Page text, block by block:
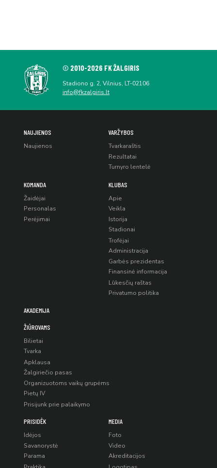
© 2010-2026 FK ŽALGIRIS
Stadiono g. 2, Vilnius, LT-02106
info@fkzalgiris.lt
NAUJIENOS
Naujienos
VARŽYBOS
Tvarkaraštis
Rezultatai
Turnyro lentelė
KOMANDA
Žaidėjai
Personalas
Perėjimai
KLUBAS
Apie
Veikla
Istorija
Stadionai
Trofėjai
Administracija
Garbės prezidentas
Finansinė informacija
Lūkesčių raštas
Privatumo politika
AKADEMIJA
ŽIŪROVAMS
Bilietai
Tvarka
Apklausa
Žalgiriečio pasas
Organizuotoms vaikų grupėms
Pietų IV
Prisijunk prie palaikymo
PRISIDĖK
Idėjos
Savanorystė
Parama
MEDIA
Foto
Video
Akreditacijos